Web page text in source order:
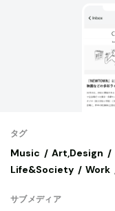
タグ
Music Art,Design
Life&Society
Work
サブメディア